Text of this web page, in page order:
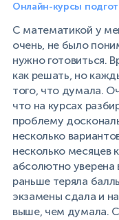
Онлайн-курсы
С математикой у
очень, не было
нужно готовиться.
как решать, но
того, что думала.
что на курсах
проблему
несколько
несколько месяцев
абсолютно уверена
раньше теряла
экзамены сдала и
выше, чем думала.